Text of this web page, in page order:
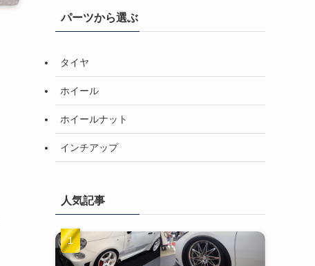
パーツから選ぶ
タイヤ
ホイール
ホイールナット
インチアップ
人気記事